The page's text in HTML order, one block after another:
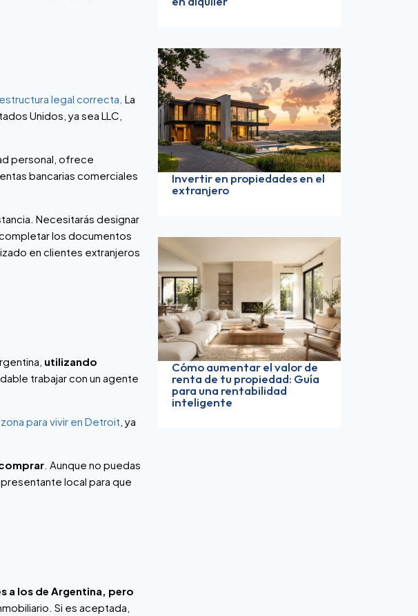
estructura legal correcta. La
Unidos, ya sea LLC,
personal, ofrece
bancarias comerciales
Necesitarás designar
los documentos
en clientes extranjeros
utilizando
trabajar con un agente
para vivir en Detroit, ya
. Aunque no puedas
local para que
a los de Argentina, pero
Si es aceptada,
Invertir en propiedades en el
extranjero
Cómo aumentar el valor de
renta de tu propiedad: Guía
para una rentabilidad
inteligente